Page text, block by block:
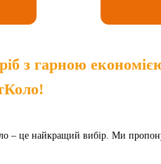
з гарною
– це найкращий вибір. Ми